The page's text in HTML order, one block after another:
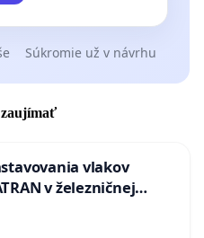
Súkromie už v návrhu
zaujímať
vlakov
v železničnej